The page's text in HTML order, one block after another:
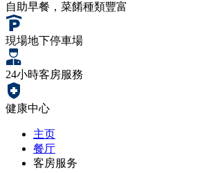
自助早餐，菜餚種類豐富
現場地下停車場
24小時客房服務
健康中心
主页
餐厅
客房服务